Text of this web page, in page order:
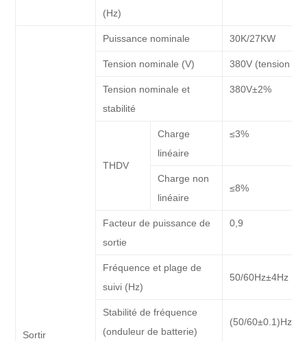
(Hz)
Sortir
Puissance nominale 30K/27KW
Tension nominale (V) 380V (tension de
Tension nominale et
stabilité
380V±2%
THDV
Charge
linéaire
≤3%
Charge non
linéaire
≤8%
Facteur de puissance de
sortie
0,9
Fréquence et plage de
suivi (Hz)
50/60Hz±4Hz
Stabilité de fréquence
(onduleur de batterie)
(50/60±0.1)Hz